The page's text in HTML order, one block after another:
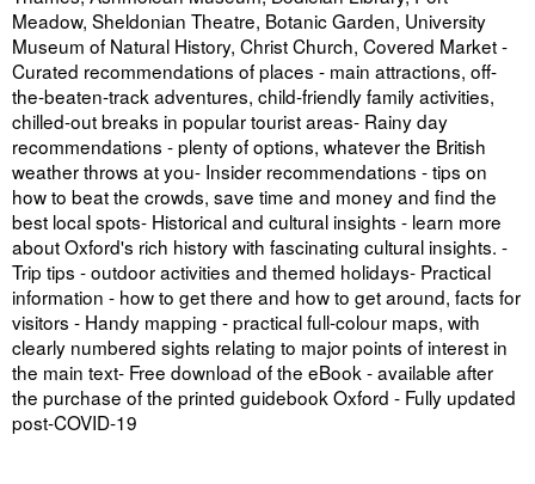
Meadow, Sheldonian Theatre, Botanic Garden, University
Museum of Natural History, Christ Church, Covered Market -
Curated recommendations of places - main attractions, off-
the-beaten-track adventures, child-friendly family activities,
chilled-out breaks in popular tourist areas- Rainy day
recommendations - plenty of options, whatever the British
weather throws at you- Insider recommendations - tips on
how to beat the crowds, save time and money and find the
best local spots- Historical and cultural insights - learn more
about Oxford's rich history with fascinating cultural insights. -
Trip tips - outdoor activities and themed holidays- Practical
information - how to get there and how to get around, facts for
visitors - Handy mapping - practical full-colour maps, with
clearly numbered sights relating to major points of interest in
the main text- Free download of the eBook - available after
the purchase of the printed guidebook Oxford - Fully updated
post-COVID-19